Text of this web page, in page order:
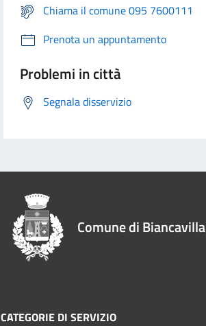
Chiama il comune 095 7600111
Prenota un appuntamento
Problemi in città
Segnala disservizio
Comune di Biancavilla
CATEGORIE DI SERVIZIO